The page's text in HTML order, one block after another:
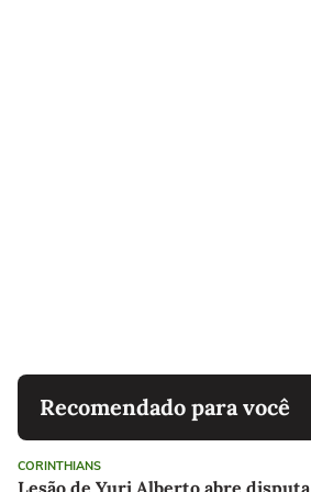
Recomendado para você
CORINTHIANS
Lesão de Yuri Alberto abre disputa